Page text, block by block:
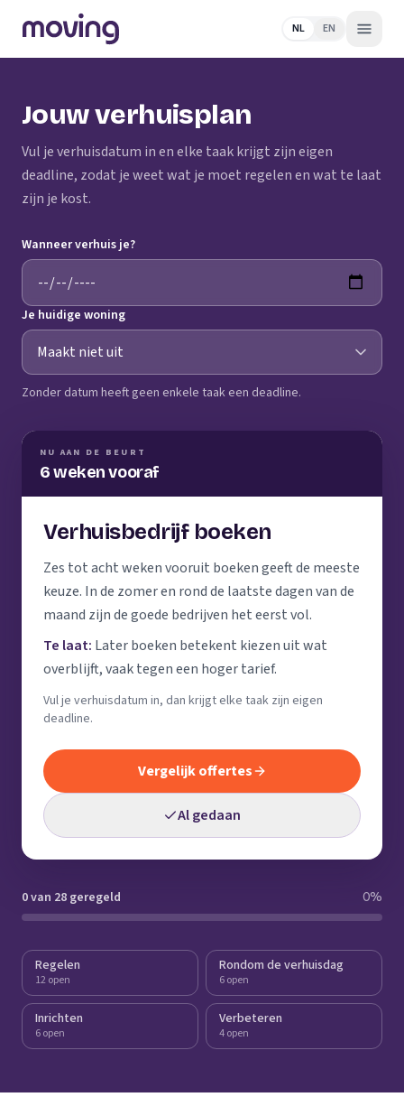
NL EN
Jouw verhuisplan
Vul je verhuisdatum in en elke taak krijgt zijn eigen
deadline, zodat je weet wat je moet regelen en wat te laat
zijn je kost.
Wanneer verhuis je?
Je huidige woning
Zonder datum heeft geen enkele taak een deadline.
NU AAN DE BEURT
6 weken vooraf
Verhuisbedrijf boeken
Zes tot acht weken vooruit boeken geeft de meeste
keuze. In de zomer en rond de laatste dagen van de
maand zijn de goede bedrijven het eerst vol.
Te laat: Later boeken betekent kiezen uit wat
overblijft, vaak tegen een hoger tarief.
Vul je verhuisdatum in, dan krijgt elke taak zijn eigen
deadline.
Vergelijk offertes
Al gedaan
0 van 28 geregeld 0%
Regelen
12 open
Rondom de verhuisdag
6 open
Inrichten
6 open
Verbeteren
4 open